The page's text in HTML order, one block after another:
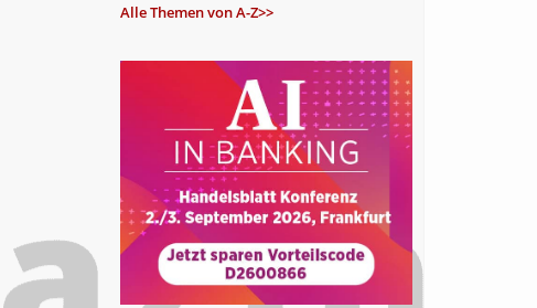
Alle Themen von A-Z>>